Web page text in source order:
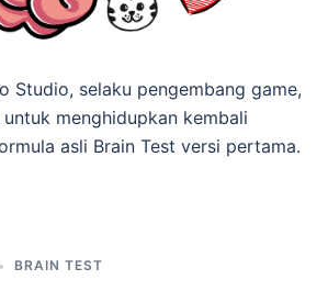
Studio, selaku pengembang game,
menghidupkan kembali
asli Brain Test versi pertama.
BRAIN TEST